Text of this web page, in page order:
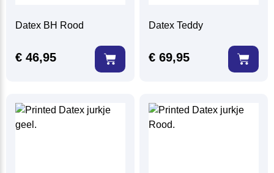
Datex BH Rood
€ 46,95
Datex Teddy
€ 69,95